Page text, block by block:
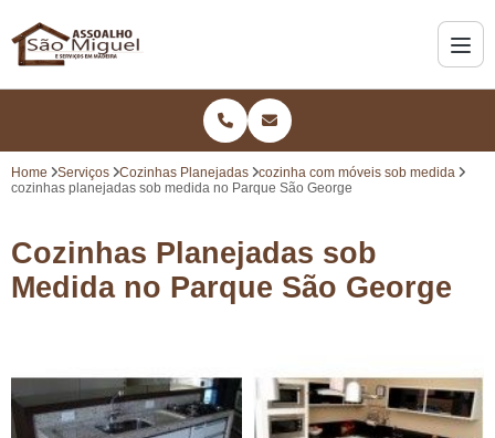
Home Serviços Cozinhas Planejadas
cozinha com móveis sob medida
cozinhas planejadas sob medida no Parque São George
Cozinhas Planejadas sob
Medida no Parque São George